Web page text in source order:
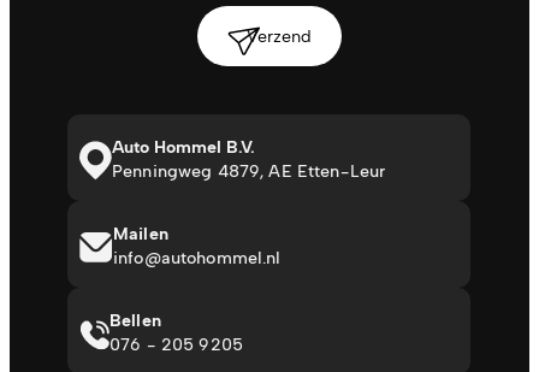
Verzend
Auto Hommel B.V.
Penningweg 4879, AE Etten-Leur
Mailen
info@autohommel.nl
Bellen
076 - 205 9205